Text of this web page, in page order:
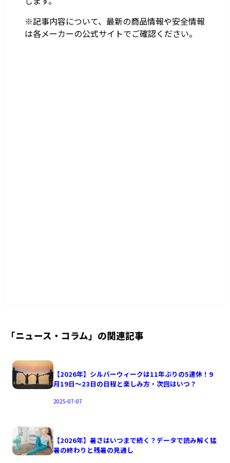
※記事内容について、最新の商品情報や安全情報
は各メーカーの公式サイトでご確認ください。
「ニュース・コラム 」の関連記事
【2026年】シルバーウィークは11年ぶりの5連休！9
月19日〜23日の日程と楽しみ方・次回はいつ？
2025-07-07
【2026年】暑さはいつまで続く？データで読み解く猛
暑の終わりと残暑の見通し